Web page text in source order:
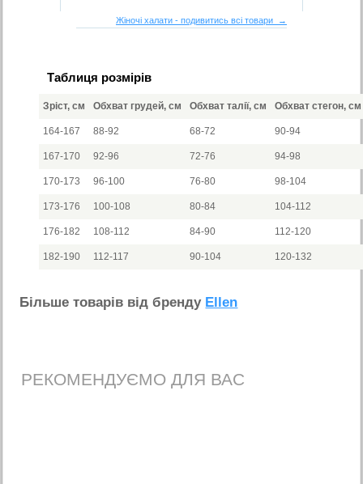
Жіночі халати - подивитись всі товари →
Таблиця розмірів
Зріст, см Обхват грудей, см Обхват талії, см Обхват стегон, см
164-167 88-92 68-72 90-94
167-170 92-96 72-76 94-98
170-173 96-100 76-80 98-104
173-176 100-108 80-84 104-112
176-182 108-112 84-90 112-120
182-190 112-117 90-104 120-132
Бiльше товарiв вiд бренду Ellen
РЕКОМЕНДУЄМО ДЛЯ ВАС